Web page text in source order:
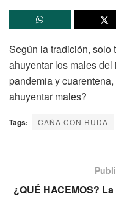
Según la tradición, solo
ahuyentar los males
pandemia y
ahuyentar males?
Tags: CAÑA CON RUDA
¿QUÉ HACEMOS?